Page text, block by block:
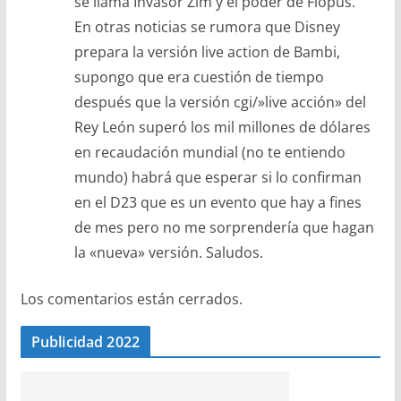
En otras noticias se rumora que Disney
prepara la versión live action de Bambi,
supongo que era cuestión de tiempo
después que la versión cgi/»live acción» del
Rey León superó los mil millones de dólares
en recaudación mundial (no te entiendo
mundo) habrá que esperar si lo confirman
en el D23 que es un evento que hay a fines
de mes pero no me sorprendería que hagan
la «nueva» versión. Saludos.
Los comentarios están cerrados.
Publicidad 2022